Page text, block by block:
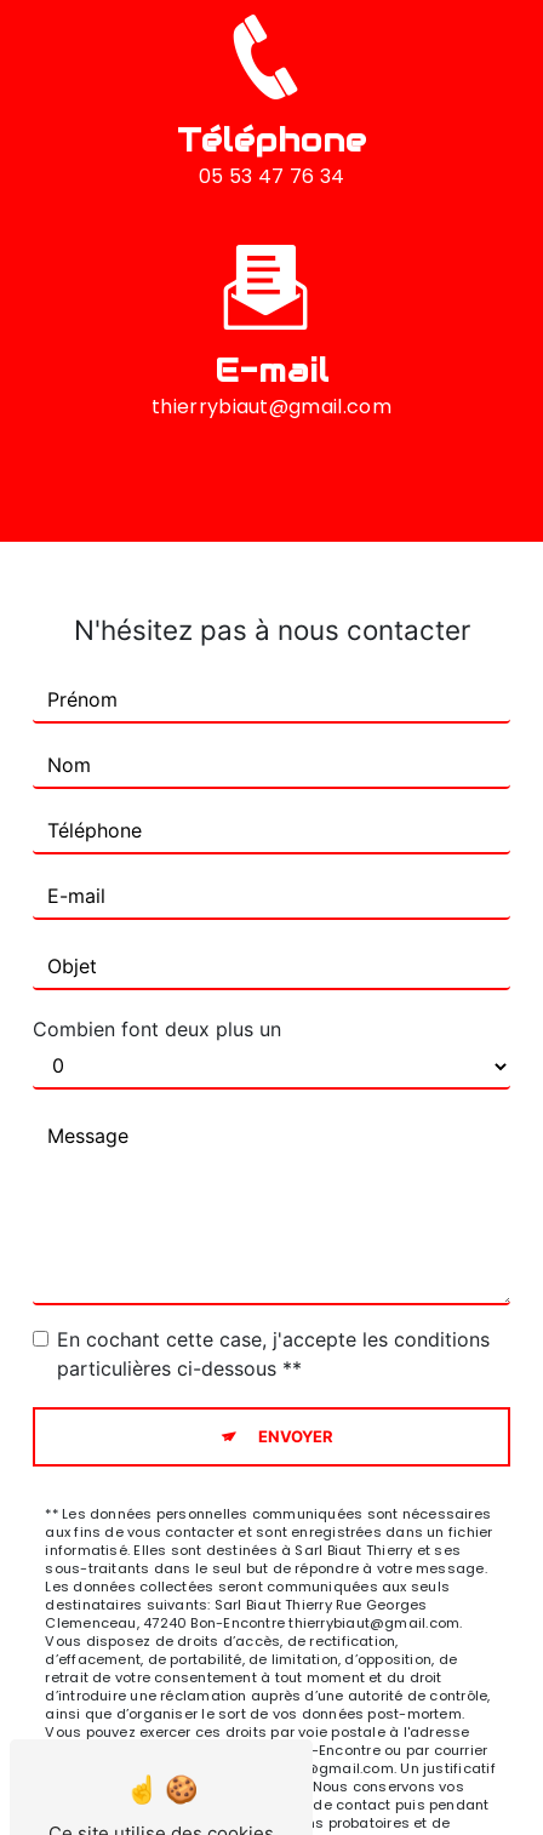
Téléphone
05 53 47 76 34
E-mail
thierrybiaut@gmail.com
N'hésitez pas à nous contacter
Combien font deux plus un
En cochant cette case, j'accepte les conditions
particulières ci-dessous **
ENVOYER
** Les données personnelles communiquées sont nécessaires
aux fins de vous contacter et sont enregistrées dans un fichier
informatisé. Elles sont destinées à Sarl Biaut Thierry et ses
sous-traitants dans le seul but de répondre à votre message.
Les données collectées seront communiquées aux seuls
destinataires suivants: Sarl Biaut Thierry Rue Georges
Clemenceau, 47240 Bon-Encontre thierrybiaut@gmail.com.
Vous disposez de droits d’accès, de rectification,
d’effacement, de portabilité, de limitation, d’opposition, de
retrait de votre consentement à tout moment et du droit
d’introduire une réclamation auprès d’une autorité de contrôle,
ainsi que d’organiser le sort de vos données post-mortem.
Vous pouvez exercer ces droits par voie postale à l'adresse
Rue Georges Clemenceau, 47240 Bon-Encontre ou par courrier
électronique à l'adresse thierrybiaut@gmail.com. Un justificatif
d'identité pourra vous être demandé. Nous conservons vos
données pendant la période de prise de contact puis pendant
la durée de prescription légale aux fins probatoires et de